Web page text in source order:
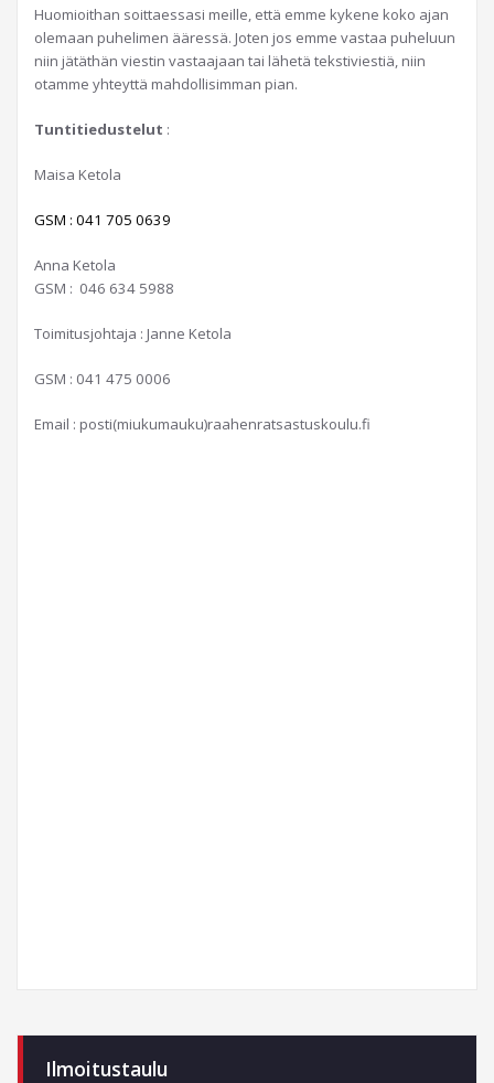
Huomioithan soittaessasi meille, että emme kykene koko ajan
olemaan puhelimen ääressä. Joten jos emme vastaa puheluun
niin jätäthän viestin vastaajaan tai lähetä tekstiviestiä, niin
otamme yhteyttä mahdollisimman pian.
Tuntitiedustelut :
Maisa Ketola
GSM : 041 705 0639
Anna Ketola
GSM : 046 634 5988
Toimitusjohtaja : Janne Ketola
GSM : 041 475 0006
Email : posti(miukumauku)raahenratsastuskoulu.fi
Ilmoitustaulu